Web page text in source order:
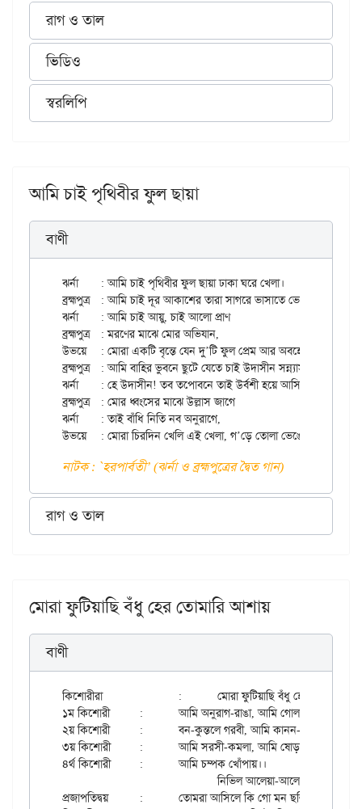
রাগ ও তাল
ভিডিও
স্বরলিপি
আমি চাই পৃথিবীর ফুল ছায়া
বাণী
ঝর্না	: আমি চাই পৃথিবীর ফুল ছায়া ঢাকা ঘরে খেলা।
ব্রহ্মপুত্র	: আমি চাই দূর আকাশের তারা সাগরে ভাসাতে ভেলা।।
ঝর্না	: আমি চাই আয়ু, চাই আলো প্রাণ
ব্রহ্মপুত্র	: মরণের মাঝে মোর অভিযান,
উভয়ে	: মোরা একটি বৃন্তে যেন দু’টি ফুল প্রেম আর অবহেলা।।
ব্রহ্মপুত্র	: আমি বাহির ভুবনে ছুটে যেতে চাই উদাসীন সন্ন্যাসী,
ঝর্না	: হে উদাসীন! তব তপোবনে তাই উর্বশী হয়ে আসি।
ব্রহ্মপুত্র	: মোর ধ্বংসের মাঝে উল্লাস জাগে
ঝর্না	: তাই বাঁধি নিতি নব অনুরাগে,
নাটক : `হরপার্বতী’ (ঝর্না ও ব্রহ্মপুত্রের দ্বৈত গান)
রাগ ও তাল
মোরা ফুটিয়াছি বঁধু হের তোমারি আশায়
বাণী
কিশোরীরা		:	মোরা ফুটিয়াছি বঁধু হের তোমারি আশায়।
১ম কিশোরী	:	আমি অনুরাগ-রাঙা, আমি গোলাব-শাখায়।।
২য় কিশোরী	:	বন-কুন্তলে গরবী, আমি কানন-করবী।
৩য় কিশোরী	:	আমি সরসী-কমলা, আমি ষোড়শী কমলা
৪র্থ কিশোরী	:	আমি চম্পক খোঁপায়।।
				নিভিল আলেয়া-আলো পথ চলিতে,
প্রজাপতিদ্বয়	:	তোমরা আসিলে কি গো মন ছলিতে।